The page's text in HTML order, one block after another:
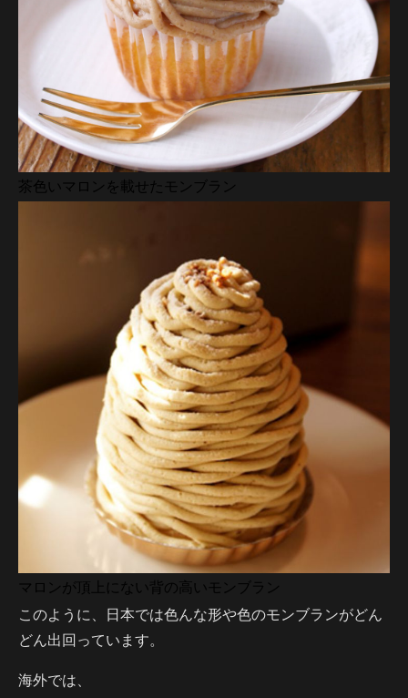
茶色いマロンを載せたモンブラン
マロンが頂上にない背の高いモンブラン
このように、日本では色んな形や色のモンブランがどん
どん出回っています。
海外では、